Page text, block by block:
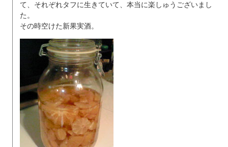
て、それぞれタフに生きていて、本当に楽しゅうございまし
た。
その時空けた新果実酒。